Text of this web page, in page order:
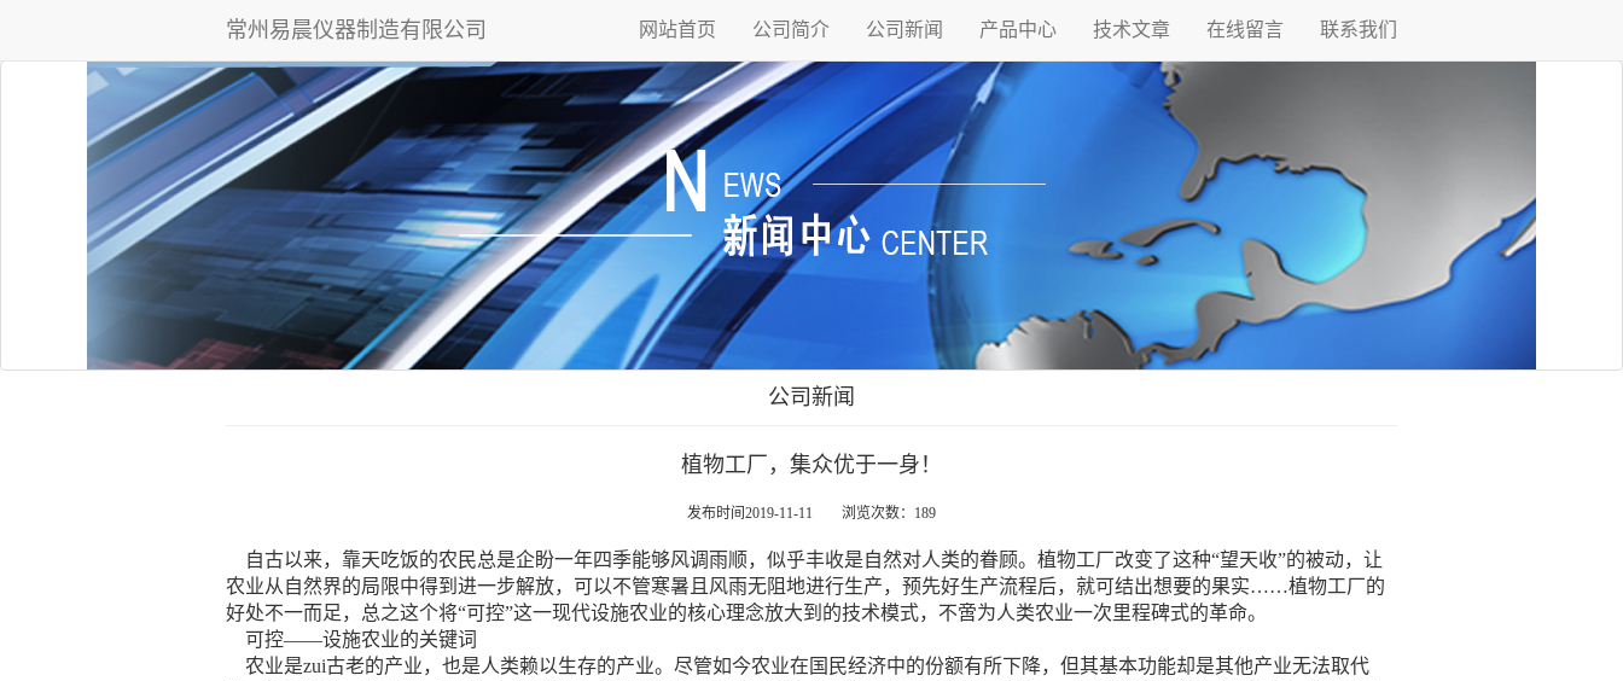
常州易晨仪器制造有限公司 网站首页 公司简介 公司新闻 产品中心 技术文章 在线留言 联系我们
公司新闻
植物工厂，集众优于一身！
发布时间2019-11-11 浏览次数：189
自古以来，靠天吃饭的农民总是企盼一年四季能够风调雨顺，似乎丰收是自然对人类的眷顾。植物工厂改变了这种“望天收”的被动，让
农业从自然界的局限中得到进一步解放，可以不管寒暑且风雨无阻地进行生产，预先好生产流程后，就可结出想要的果实……植物工厂的
好处不一而足，总之这个将“可控”这一现代设施农业的核心理念放大到的技术模式，不啻为人类农业一次里程碑式的革命。
可控——设施农业的关键词
农业是zui古老的产业，也是人类赖以生存的产业。尽管如今农业在国民经济中的份额有所下降，但其基本功能却是其他产业无法取代